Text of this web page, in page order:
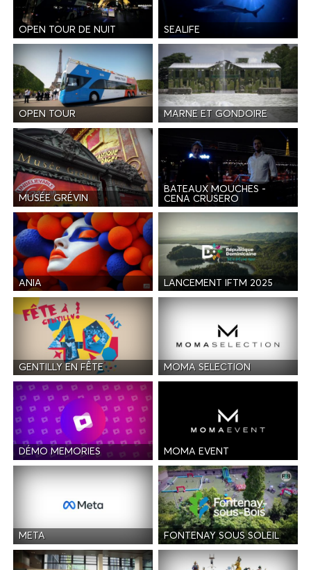
OPEN TOUR DE NUIT SEALIFE
OPEN TOUR MARNE ET GONDOIRE
MUSÉE GRÉVIN
BATEAUX MOUCHES -
CENA CRUSERO
ANIA LANCEMENT IFTM 2025
GENTILLY EN FÊTE MOMA SELECTION
DÉMO MEMORIES MOMA EVENT
META FONTENAY SOUS SOLEIL